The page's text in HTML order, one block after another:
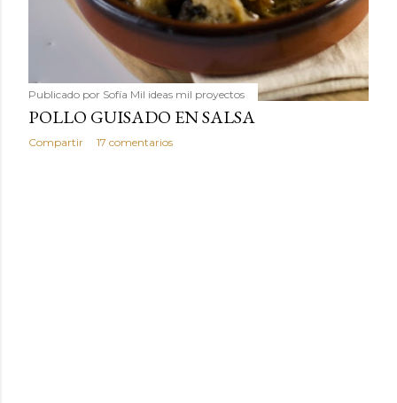
Publicado por Sofía Mil ideas mil proyectos
POLLO GUISADO EN SALSA
Compartir 17 comentarios